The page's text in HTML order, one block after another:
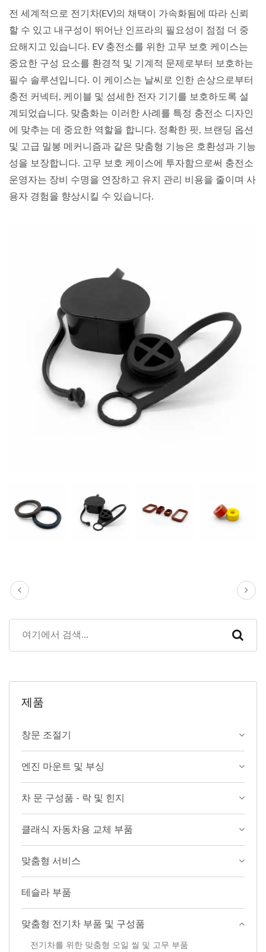
전 세계적으로 전기차(EV)의 채택이 가속화됨에 따라 신뢰
할 수 있고 내구성이 뛰어난 인프라의 필요성이 점점 더 중
요해지고 있습니다. EV 충전소를 위한 고무 보호 케이스는
중요한 구성 요소를 환경적 및 기계적 문제로부터 보호하는
필수 솔루션입니다. 이 케이스는 날씨로 인한 손상으로부터
충전 커넥터, 케이블 및 섬세한 전자 기기를 보호하도록 설
계되었습니다. 맞춤화는 이러한 사례를 특정 충전소 디자인
에 맞추는 데 중요한 역할을 합니다. 정확한 핏, 브랜딩 옵션
및 고급 밀봉 메커니즘과 같은 맞춤형 기능은 호환성과 기능
성을 보장합니다. 고무 보호 케이스에 투자함으로써 충전소
운영자는 장비 수명을 연장하고 유지 관리 비용을 줄이며 사
용자 경험을 향상시킬 수 있습니다.
제품
창문 조절기
엔진 마운트 및 부싱
차 문 구성품 - 락 및 힌지
클래식 자동차용 교체 부품
맞춤형 서비스
테슬라 부품
맞춤형 전기차 부품 및 구성품
전기차를 위한 맞춤형 오일 씰 및 고무 부품